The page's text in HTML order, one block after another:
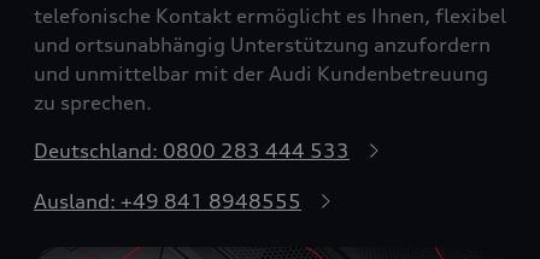
telefonische Kontakt ermöglicht es Ihnen, flexibel
und ortsunabhängig Unterstützung anzufordern
und unmittelbar mit der Audi Kundenbetreuung
zu sprechen.
Deutschland: 0800 283 444 533
Ausland: +49 841 8948555